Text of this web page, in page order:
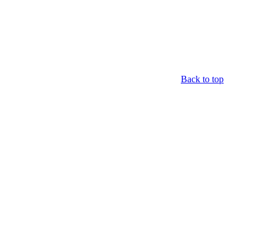
Back to top